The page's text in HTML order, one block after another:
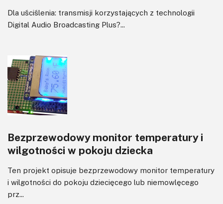
Dla uściślenia: transmisji korzystających z technologii
Digital Audio Broadcasting Plus?...
Bezprzewodowy monitor temperatury i
wilgotności w pokoju dziecka
Ten projekt opisuje bezprzewodowy monitor temperatury
i wilgotności do pokoju dziecięcego lub niemowlęcego
prz...